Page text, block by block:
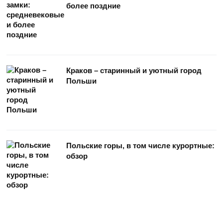
более поздние
Краков – старинный и уютный город
Польши
Польские горы, в том числе курортные:
обзор